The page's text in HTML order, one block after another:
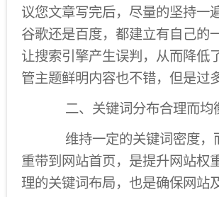
议您文章写完后，尽量的坚持一
谷歌还是百度，都建立有自己的
让搜索引擎产生误判，从而降低
管主题鲜明内容也不错，但是过
二、关键词分布合理而均
维持一定的关键词密度，
重带到网站首页，是提升网站权
理的关键词布局，也是确保网站